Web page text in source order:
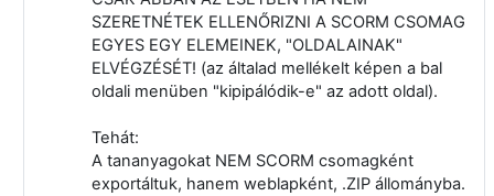
SZERETNÉTEK ELLENŐRIZNI A SCORM CSOMAG
EGYES EGY ELEMEINEK, "OLDALAINAK"
ELVÉGZÉSÉT! (az általad mellékelt képen a bal
oldali menüben "kipipálódik-e" az adott oldal).
Tehát:
A tananyagokat NEM SCORM csomagként
exportáltuk, hanem weblapként, .ZIP állományba.